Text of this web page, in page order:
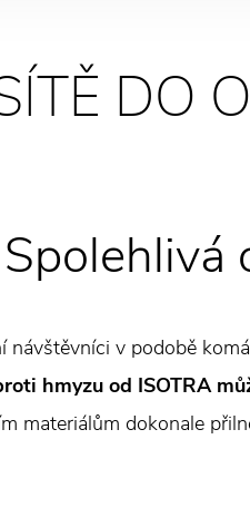
DO
Spolehlivá
návštěvníci v podobě
hmyzu od ISOTRA
materiálům dokonale